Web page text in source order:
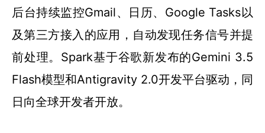
后台持续监控Gmail、日历、Google Tasks以
及第三方接入的应用，自动发现任务信号并提
前处理。Spark基于谷歌新发布的Gemini 3.5
Flash模型和Antigravity 2.0开发平台驱动，同
日向全球开发者开放。